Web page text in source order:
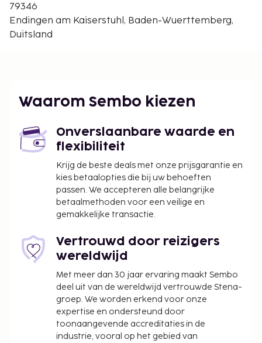
De dichtstbijgelegen grootste luchthavens zijn:
Strasbourg (SXB-Internationale luchthaven
automaat. Profiteer van de handige voorzieningen
zoals winkels ter plaatse en een automaat.
(onder voorbehoud van beschikbaarheid)
Deze lijst is mogelijk niet volledig. Toeslagen en
borgsommen zijn mogelijk excl. btw en kunnen
79346
Endingen am Kaiserstuhl, Baden-Wuerttemberg,
Duitsland
Waarom Sembo kiezen
Onverslaanbare waarde en
flexibiliteit
Krijg de beste deals met onze prijsgarantie en
kies betaalopties die bij uw behoeften
passen. We accepteren alle belangrijke
betaalmethoden voor een veilige en
gemakkelijke transactie.
Vertrouwd door reizigers
wereldwijd
Met meer dan 30 jaar ervaring maakt Sembo
deel uit van de wereldwijd vertrouwde Stena-
groep. We worden erkend voor onze
expertise en ondersteund door
toonaangevende accreditaties in de
industrie, vooral op het gebied van